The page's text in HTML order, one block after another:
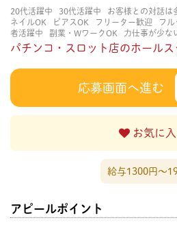
20代活躍中 30代活躍中 お客様との対話は
ネイルOK
ピアスOK フリーター歓迎 フ
者活躍中
副業・WワークOK 力仕事が少な
学歴不問
服装自由 未経験・初心者OK 決
経験不要
立ち仕事 経験者・有資格者歓迎
自由
パチンコ・スロット店のホール
応募画面へ進む
お気に入
給与1300円〜
アピールポイント